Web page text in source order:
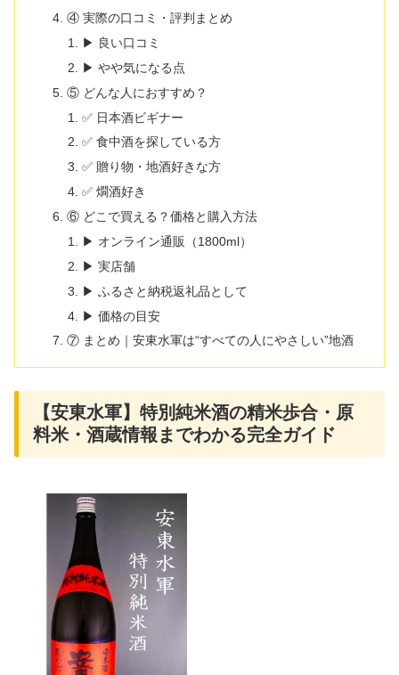
④ 実際の口コミ・評判まとめ
▶ 良い口コミ
▶ やや気になる点
⑤ どんな人におすすめ？
✅ 日本酒ビギナー
✅ 食中酒を探している方
✅ 贈り物・地酒好きな方
✅ 燗酒好き
⑥ どこで買える？価格と購入方法
▶ オンライン通販（1800ml）
▶ 実店舗
▶ ふるさと納税返礼品として
▶ 価格の目安
⑦ まとめ｜安東水軍は“すべての人にやさしい”地酒
【安東水軍】特別純米酒の精米歩合・原
料米・酒蔵情報までわかる完全ガイド